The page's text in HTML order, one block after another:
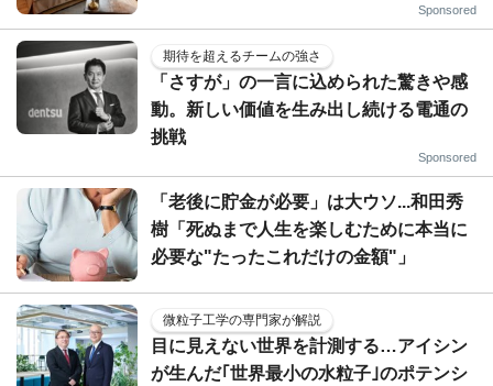
Sponsored
期待を超えるチームの強さ
「さすが」の一言に込められた驚きや感
動。新しい価値を生み出し続ける電通の
挑戦
Sponsored
「老後に貯金が必要」は大ウソ...和田秀
樹「死ぬまで人生を楽しむために本当に
必要な"たったこれだけの金額"」
微粒子工学の専門家が解説
目に見えない世界を計測する…アイシン
が生んだ｢世界最小の水粒子｣のポテンシ